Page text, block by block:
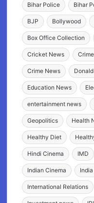
Bihar Police Bihar
BJP Bollywood
Box Office Collection
Cricket News
Crime News
Education News
entertainment news
Geopolitics Health
Healthy Diet
Hindi Cinema IMD
Indian Cinema
International Relations